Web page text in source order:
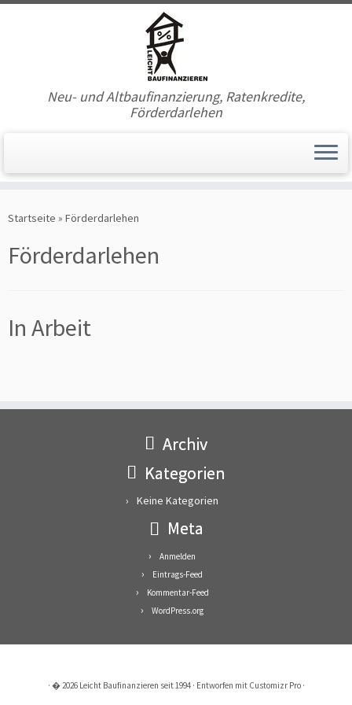
Inhalt
Neu- und Altbaufinanzierung, Ratenkredite,
Förderdarlehen
Startseite » Förderdarlehen
Förderdarlehen
In Arbeit
Archiv
Kategorien
Keine Kategorien
Meta
Anmelden
Eintrags-Feed
Kommentar-Feed
WordPress.org
· � 2026 Leicht Baufinanzieren seit 1994· Entworfen mit Customizr Pro·